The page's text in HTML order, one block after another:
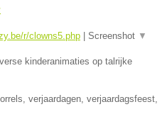
r/clowns5.php Screenshot ▼
kinderanimaties op talrijke
verjaardagen, verjaardagsfeest,